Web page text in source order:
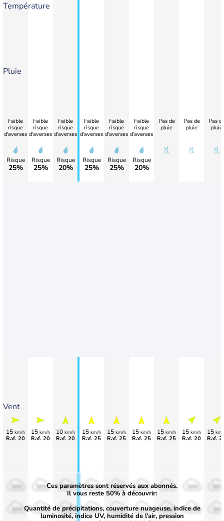
Température
Pluie
Vent
Faible
risque
d'averses
Risque
25%
15 km/h
Raf. 20
Faible
risque
d'averses
Risque
25%
15 km/h
Raf. 20
Faible
risque
d'averses
Risque
20%
10 km/h
Raf. 20
Faible
risque
d'averses
Risque
25%
15 km/h
Raf. 25
Faible
risque
d'averses
Risque
25%
15 km/h
Raf. 25
Faible
risque
d'averses
Risque
20%
15 km/h
Raf. 25
Pas de
pluie
15 km/h
Raf. 25
Pas de
pluie
15 km/h
Raf. 20
Pas
pluie
15
Raf.
50%
30%
50%
30%
50%
30%
50%
30%
50%
30%
50%
30%
50%
30%
Ces paramètres sont réservés aux abonnés.
Il vous reste 50% à découvrir:
Quantité de précipitations, couverture nuageuse, indice de
luminosité, indice UV, humidité de l'air, pression